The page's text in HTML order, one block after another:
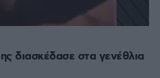
διασκέδασε στα γενέθλια